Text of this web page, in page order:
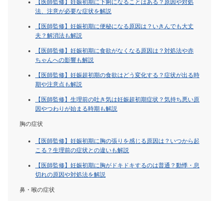
【医師監修】妊娠初期に下痢になることはある？原因や対処
法、注意が必要な症状を解説
【医師監修】妊娠初期に便秘になる原因は？いきんでも大丈
夫？解消法も解説
【医師監修】妊娠初期に食欲がなくなる原因は？対処法や赤
ちゃんへの影響も解説
【医師監修】妊娠超初期の食欲はどう変化する？症状が出る時
期や注意点も解説
【医師監修】生理前の吐き気は妊娠超初期症状？気持ち悪い原
因やつわりが始まる時期も解説
胸の症状
【医師監修】妊娠初期に胸の張りを感じる原因は？いつから起
こる？生理前の症状との違いも解説
【医師監修】妊娠初期に胸がドキドキするのは普通？動悸・息
切れの原因や対処法を解説
鼻・喉の症状